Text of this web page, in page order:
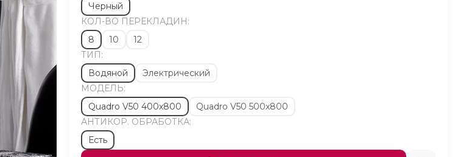
Черный
КОЛ-ВО ПЕРЕКЛАДИН:
8
10
12
ТИП:
Водяной
Электрический
МОДЕЛЬ:
Quadro V50 400х800
Quadro V50 500х800
АНТИКОР. ОБРАБОТКА:
Есть